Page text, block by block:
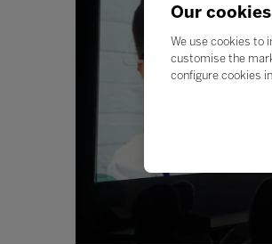
Our cookies
We use cookies to
customise the
configure cookies